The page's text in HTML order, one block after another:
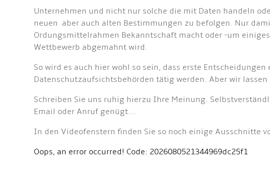
Unternehmen und nicht nur solche die mit Daten handeln
neuen aber auch alten Bestimmungen zu befolgen. Nur
Ordungsmittelrahmen Bekanntschaft macht oder -um
Wettbewerb abgemahnt wird.
So wird es auch hier wohl so sein, dass erste
Datenschutzaufsichtsbehörden tätig werden. Aber wir lassen
Schreiben Sie uns ruhig hierzu Ihre Meinung.
Email oder Anruf genügt...
In den Videofenstern finden Sie so noch einige Ausschnitte
Oops, an error occurred! Code: 2026080521344969dc25f1